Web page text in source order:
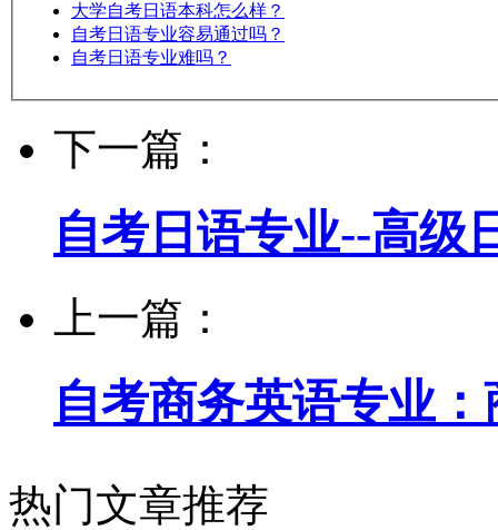
大学自考日语本科怎么样？
自考日语专业容易通过吗？
自考日语专业难吗？
下一篇：
自考日语专业--高级
上一篇：
自考商务英语专业
热门文章推荐